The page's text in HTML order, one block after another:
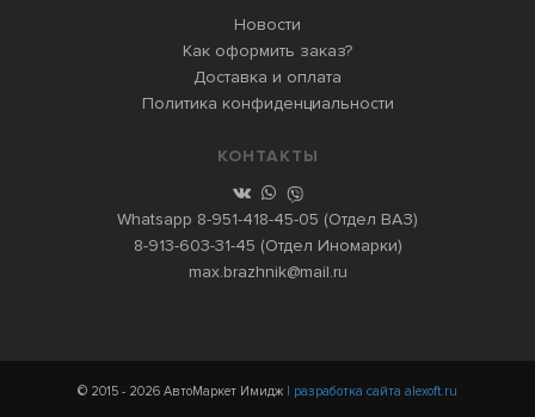
Новости
Как оформить заказ?
Доставка и оплата
Политика конфиденциальности
КОНТАКТЫ
Whatsapp 8-951-418-45-05 (Отдел ВАЗ)
8-913-603-31-45 (Отдел Иномарки)
max.brazhnik@mail.ru
© 2015 - 2026 АвтоМаркет Имидж | разработка сайта alexoft.ru